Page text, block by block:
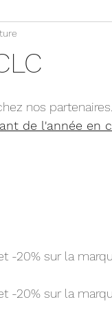
nos partenaires.
de l'année en
et -20% sur la
-20% sur la